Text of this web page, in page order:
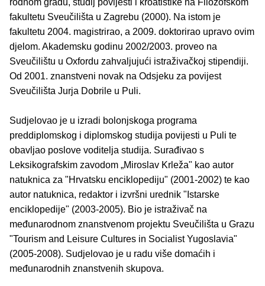
rodnom gradu, studij povijesti i kroatistike na Filozofskom
fakultetu Sveučilišta u Zagrebu (2000). Na istom je
fakultetu 2004. magistrirao, a 2009. doktorirao upravo ovim
djelom. Akademsku godinu 2002/2003. proveo na
Sveučilištu u Oxfordu zahvaljujući istraživačkoj stipendiji.
Od 2001. znanstveni novak na Odsjeku za povijest
Sveučilišta Jurja Dobrile u Puli.
Sudjelovao je u izradi bolonjskoga programa
preddiplomskog i diplomskog studija povijesti u Puli te
obavljao poslove voditelja studija. Surađivao s
Leksikografskim zavodom „Miroslav Krleža" kao autor
natuknica za "Hrvatsku enciklopediju" (2001-2002) te kao
autor natuknica, redaktor i izvršni urednik "Istarske
enciklopedije" (2003-2005). Bio je istraživač na
međunarodnom znanstvenom projektu Sveučilišta u Grazu
"Tourism and Leisure Cultures in Socialist Yugoslavia"
(2005-2008). Sudjelovao je u radu više domaćih i
međunarodnih znanstvenih skupova.